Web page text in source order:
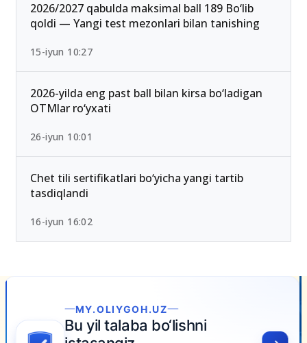
2026/2027 qabulda maksimal ball 189 Bo‘lib
qoldi — Yangi test mezonlari bilan tanishing
15-iyun 10:27
2026-yilda eng past ball bilan kirsa bo‘ladigan
OTMlar ro‘yxati
26-iyun 10:01
Chet tili sertifikatlari bo‘yicha yangi tartib
tasdiqlandi
16-iyun 16:02